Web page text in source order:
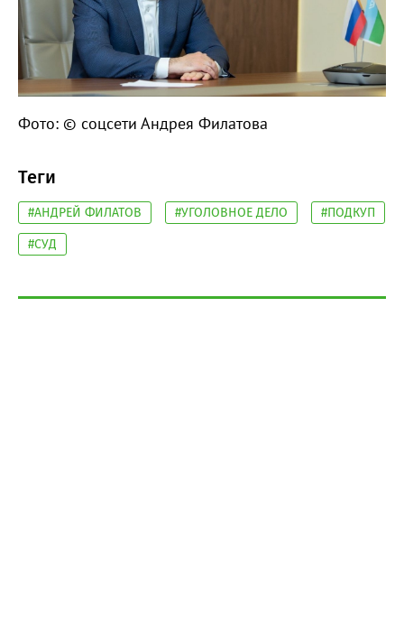
Фото: © соцсети Андрея Филатова
Теги
#АНДРЕЙ ФИЛАТОВ #УГОЛОВНОЕ ДЕЛО #ПОДКУП
#СУД